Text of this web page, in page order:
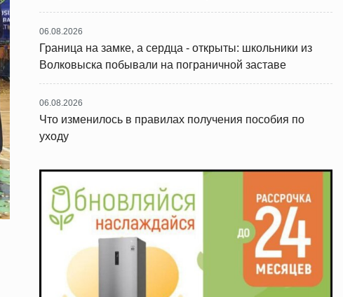
06.08.2026
Граница на замке, а сердца - открыты: школьники из
Волковыска побывали на пограничной заставе
06.08.2026
Что изменилось в правилах получения пособия по
уходу